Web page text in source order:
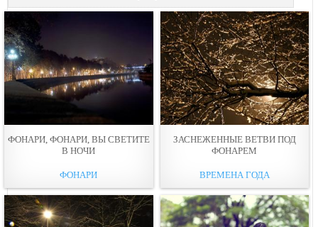
ФОНАРИ, ФОНАРИ, ВЫ СВЕТИТЕ
В НОЧИ
ФОНАРИ
ЗАСНЕЖЕННЫЕ ВЕТВИ ПОД
ФОНАРЕМ
ВРЕМЕНА ГОДА